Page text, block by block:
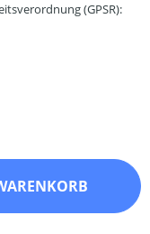
(GPSR):